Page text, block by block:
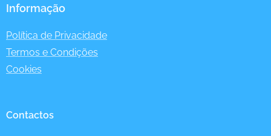
Informação
Política de Privacidade
Termos e Condições
Cookies
Contactos